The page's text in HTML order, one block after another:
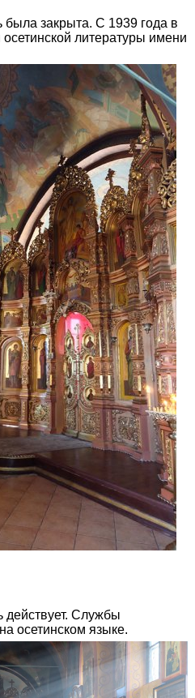
была закрыта. С 1939 года в
литературы имени
действует. Службы
осетинском языке.